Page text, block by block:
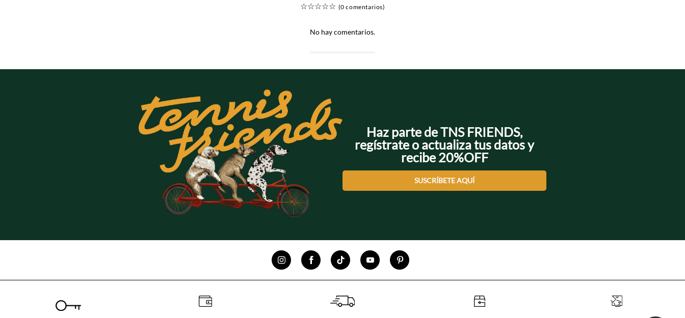
☆☆☆☆☆ (0 comentarios)
No hay comentarios.
Haz parte de TNS FRIENDS,
regístrate o actualiza tus datos y
recibe 20%OFF
SUSCRÍBETE AQUÍ